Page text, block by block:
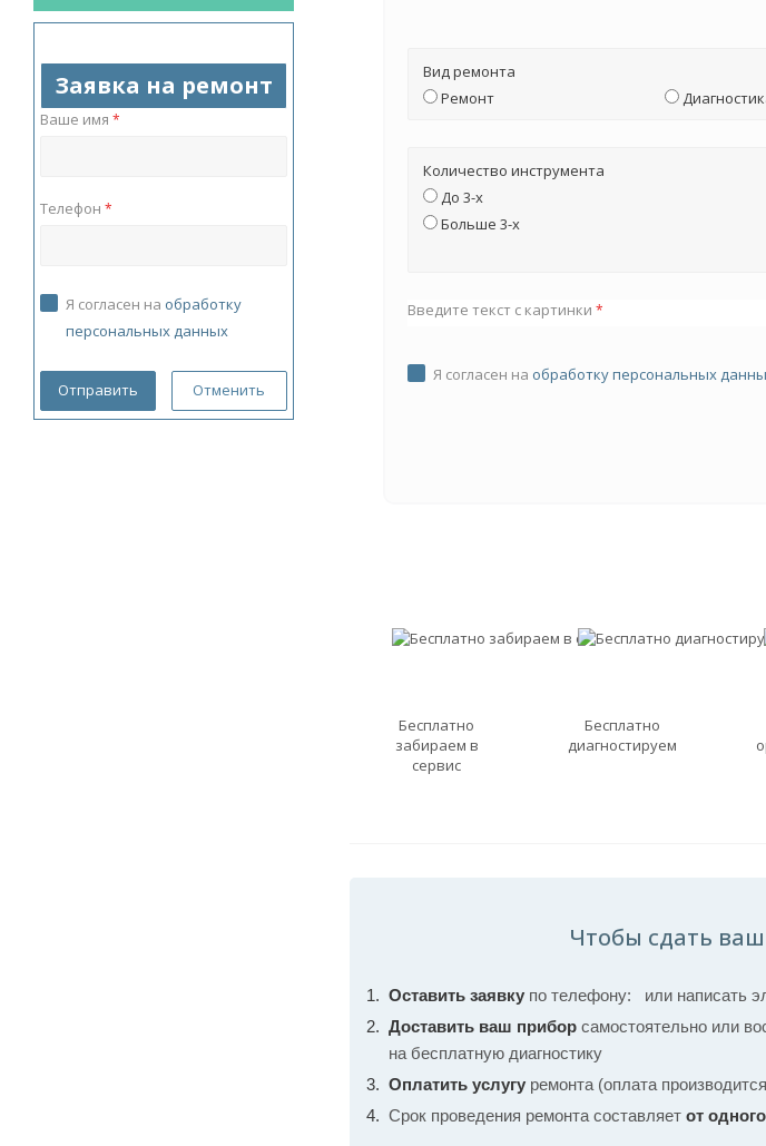
Вид ремонта
Ремонт
Количество инструмента
До 3-х
Больше 3-х
Введите текст с картинки *
Я согласен на обработку персональных
Бесплатно
забираем в
сервис
Бесплатно
диагностируем
Чтобы сдать
Оставить заявку по телефону:
или написать
Доставить ваш прибор самостоятельно или
на бесплатную диагностику
Оплатить услугу ремонта (оплата
Срок проведения ремонта составляет от
Заявка на ремонт
Ваше имя *
Телефон *
Я согласен на обработку
персональных данных
Отменить